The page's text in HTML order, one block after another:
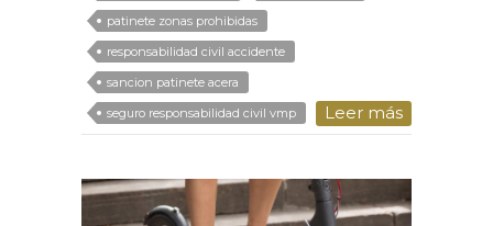
patinete zonas prohibidas
responsabilidad civil accidente
sancion patinete acera
seguro responsabilidad civil vmp
Leer más